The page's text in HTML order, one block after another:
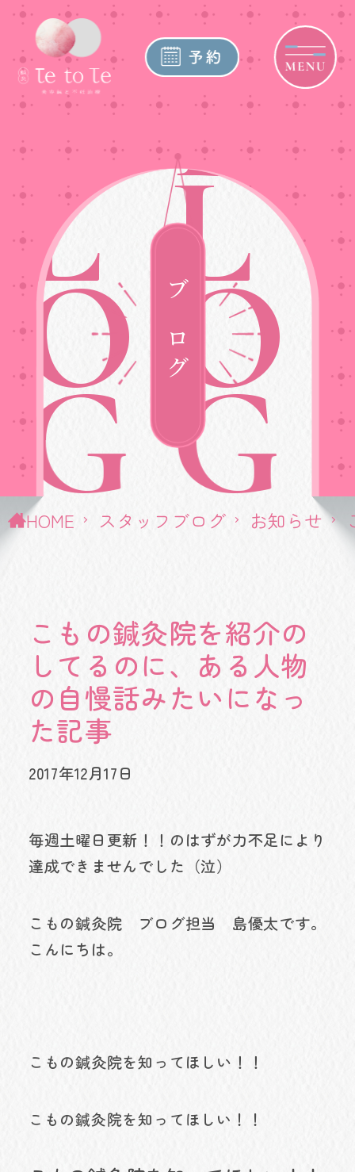
ブログ
B
L
O
G
B
L
O
G
HOME スタッフブログ お知らせ
こもの鍼灸院を紹介の
してるのに、ある人物
の自慢話みたいになっ
た記事
2017年12月17日
毎週土曜日更新！！のはずが力不足により
達成できませんでした（泣）
こもの鍼灸院 ブログ担当 島優太です。
こんにちは。
こもの鍼灸院を知ってほしい！！
こもの鍼灸院を知ってほしい！！